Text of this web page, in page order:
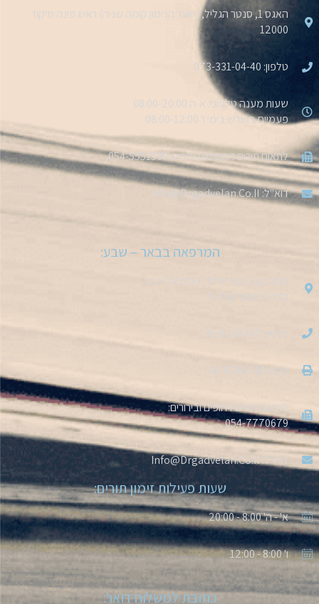
האגס 1, סנטר הגליל, (שער הרימון קומה שניה) ראש פינה מיקוד
12000
טלפון: 073-331-04-40
שעות מענה טלפוני: א-ה 08:00-20:00
פעמיים בחודש בימי ו' 08:00-12:00
לתאום תורים דחופים ובירורים: 054-5551509
דוא''ל: Info@drgadvelan.co.il
המרפאה בבאר – שבע:
פקס: 08-6284748
לתיאום תורים דחופים ובירורים:
054-7770679
דוא''ל: Info@drgadvelan.co.il
שעות פעילות זימון תורים:
א' - ה' 8:00 - 20:00
ו' 8:00 - 12:00
כתובת למשלוח דואר: